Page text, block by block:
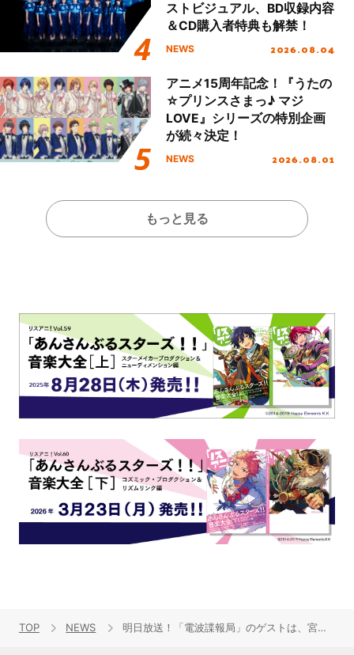
ストビジュアル、BD収録内容
＆CD購入者特典も解禁！
NEWS 2026.08.04
アニメ15周年記念！『うたの
☆プリンスさまっ♪ マジ
LOVE』シリーズの特別企画
が続々決定！
NEWS 2026.08.01
もっと見る
TOP NEWS 明日放送！「電波諜報局」のゲストは、宮野真守と『龍が如く維新！』横山昌義P！舞台『CLOCK ZERO』より猪野広樹と鷲尾修斗も登場！